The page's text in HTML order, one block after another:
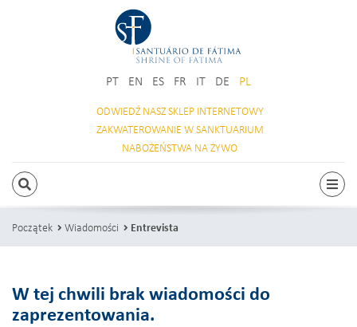
PT EN ES FR IT DE PL
ODWIEDŹ NASZSKLEP INTERNETOWY
ZAKWATEROWANIE W SANKTUARIUM
NABOŻEŃSTWA NA ŻYWO
SZUKAJ
Początek Wiadomości Entrevista
W tej chwili brak wiadomości do
zaprezentowania.